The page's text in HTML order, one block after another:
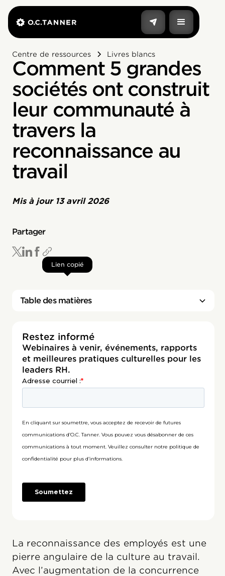
Centre de ressources Livres blancs
Comment 5 grandes
sociétés ont construit
leur communauté à
travers la
reconnaissance au
travail
Mis à jour 13 avril 2026
Partager
Lien copié
Table des matières
Restez informé
Webinaires à venir, événements, rapports
et meilleures pratiques culturelles pour les
leaders RH.
La reconnaissance des employés est une
pierre angulaire de la culture au travail.
Avec l’augmentation de la concurrence